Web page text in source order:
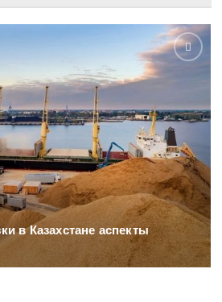
в Казахстане аспекты